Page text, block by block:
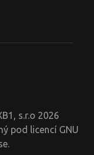
s.r.o 2026
pod licencí GNU